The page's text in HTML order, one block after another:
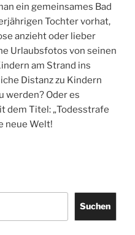
ein gemeinsames Bad
Tochter vorhat,
anzieht oder lieber
Urlaubsfotos von seinen
am Strand ins
Distanz zu Kindern
werden? Oder es
Titel: „Todesstrafe
neue Welt!
Suchen